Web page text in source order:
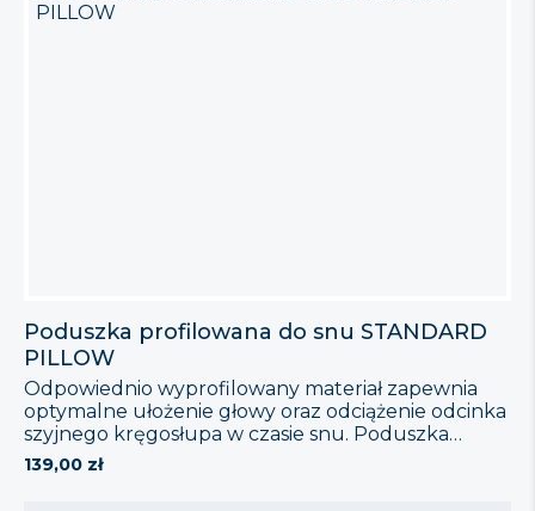
Poduszka profilowana do snu STANDARD
PILLOW
139,00 zł
Odpowiednio wyprofilowany materiał zapewnia
optymalne ułożenie głowy oraz odciążenie odcinka
szyjnego kręgosłupa w czasie snu. Poduszka
łagodzi dolegliwości związane z bólami kręgosłupa,
problemy z bezsennością, chrapaniem i napięciem